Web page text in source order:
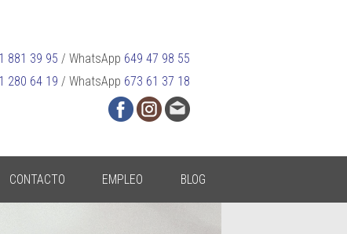
881 39 95 / WhatsApp 649 47 98 55
280 64 19 / WhatsApp 673 61 37 18
CONTACTO EMPLEO BLOG